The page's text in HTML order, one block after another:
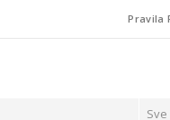
Pravila